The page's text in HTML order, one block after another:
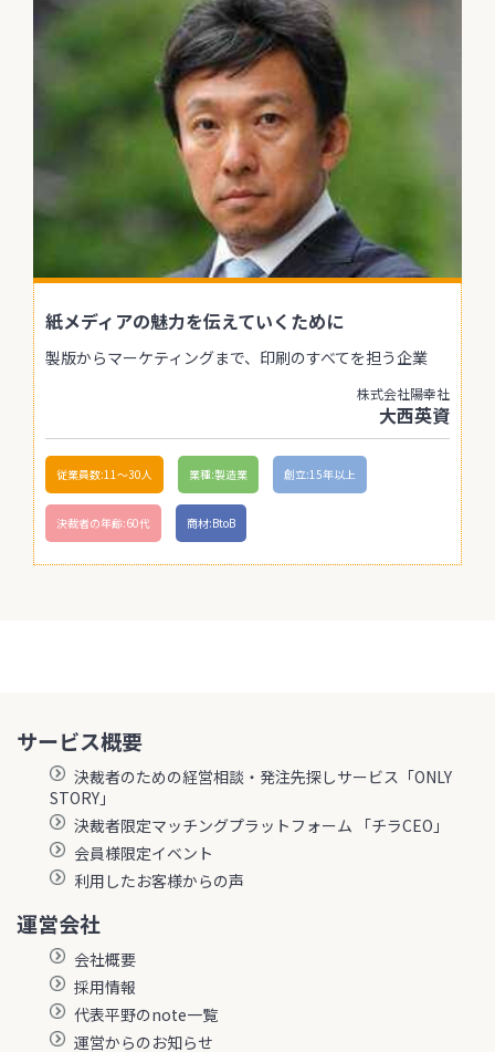
紙メディアの魅力を伝えていくために
製版からマーケティングまで、印刷のすべてを担う企業
株式会社陽幸社
大西英資
従業員数:11〜30人 業種:製造業 創立:15年以上
決裁者の年齢:60代 商材:BtoB
サービス概要
決裁者のための経営相談・発注先探しサービス「ONLY
STORY」
決裁者限定マッチングプラットフォーム 「チラCEO」
会員様限定イベント
利用したお客様からの声
運営会社
会社概要
採用情報
代表平野のnote一覧
運営からのお知らせ